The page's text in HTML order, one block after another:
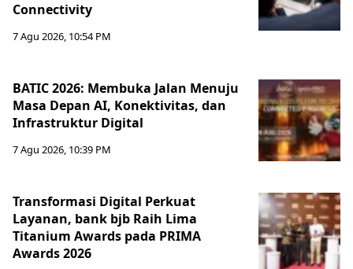
Connectivity
7 Agu 2026, 10:54 PM
BATIC 2026: Membuka Jalan Menuju
Masa Depan AI, Konektivitas, dan
Infrastruktur Digital
7 Agu 2026, 10:39 PM
Transformasi Digital Perkuat
Layanan, bank bjb Raih Lima
Titanium Awards pada PRIMA
Awards 2026